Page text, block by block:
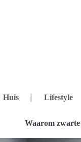
Huis Lifestyle
Waarom